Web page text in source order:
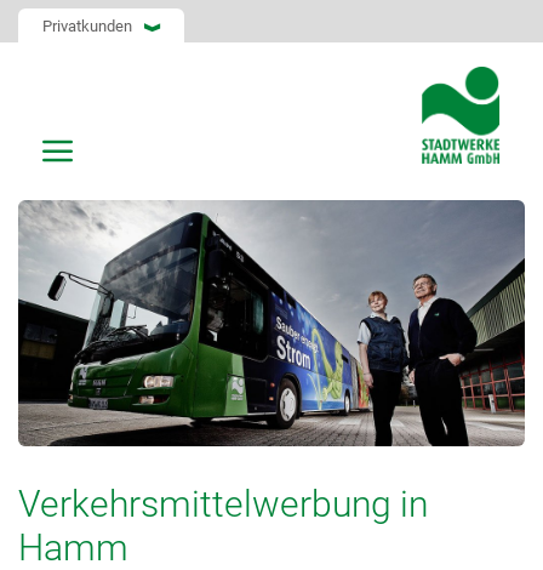
Privatkunden
Verkehrsmittelwerbung in
Hamm